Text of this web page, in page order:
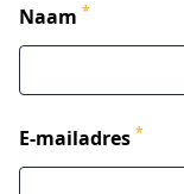
Naam *
E-mailadres *